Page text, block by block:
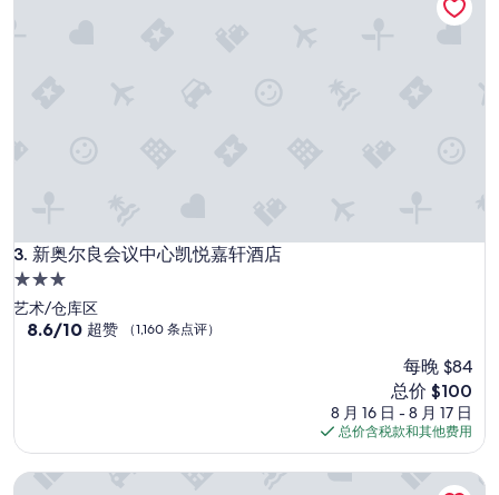
3. 新奥尔良会议中心凯悦嘉轩酒店
新奥尔良会议中心凯悦嘉轩酒店
3.0
星
住
艺术/仓库区
8.6
8.6/10 超赞 （1,160 条点评）
每晚 $84
新
价
格
$100
总价 $100
8 月 16 日 - 8 月 17 日
总价含税款和其他费用
纽澳良德鲁里广场酒店